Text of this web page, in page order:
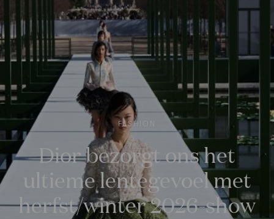
FASHION
Dior bezorgt ons het
ultieme lentegevoel met
herfst/winter 2026-show